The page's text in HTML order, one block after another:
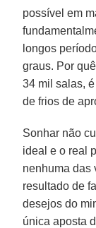
possível em
longos
graus. Por
34 mil salas,
de frios de
Sonhar não
ideal e o real
nenhuma das
resultado de
desejos do
única aposta